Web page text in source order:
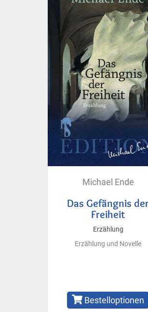
Michael Ende
Das Gefängnis
Freiheit
Erzählung
Erzählung und Novelle
Bestelloptionen